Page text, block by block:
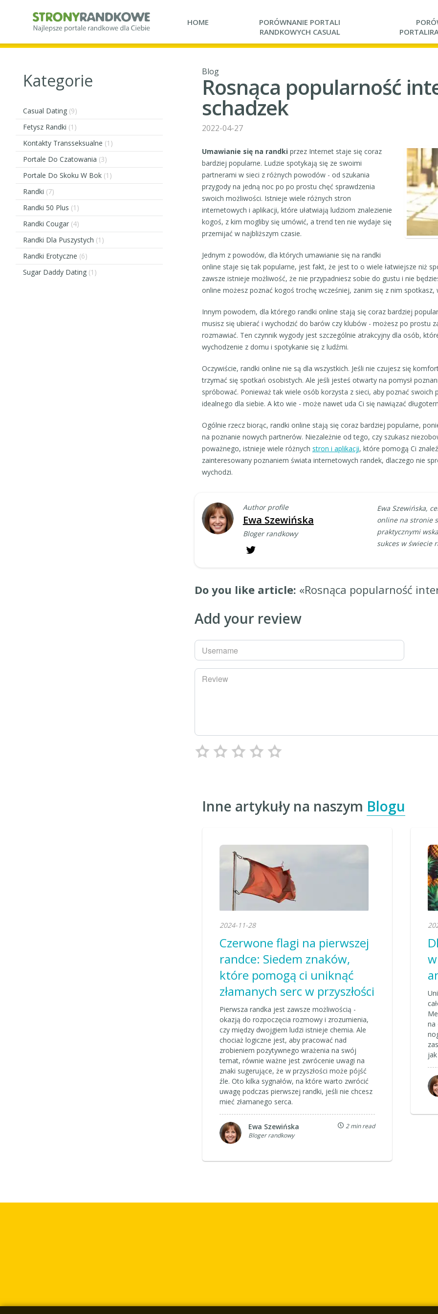
HOME
PORÓWNANIE PORTALI
RANDKOWYCH CASUAL
PORTALI
Kategorie
Casual Dating (9)
Fetysz Randki (1)
Kontakty Transseksualne (1)
Portale Do Czatowania (3)
Portale Do Skoku W Bok (1)
Randki (7)
Randki 50 Plus (1)
Randki Cougar (4)
Randki Dla Puszystych (1)
Randki Erotyczne (6)
Sugar Daddy Dating (1)
Blog
Rosnąca popularność
schadzek
2022-04-27
Umawianie się na randkiprzez Internet staje się coraz
bardziej popularne. Ludzie spotykają się ze swoimi
partnerami w sieci z różnych powodów - od szukania
przygody na jedną noc po po prostu chęć sprawdzenia
swoich możliwości. Istnieje wiele różnych stron
internetowych i aplikacji, które ułatwiają ludziom znalezienie
kogoś, z kim mogliby się umówić, a trend ten nie wydaje się
przemijać w najbliższym czasie.
Jednym z powodów, dla których umawianie się na randki
online staje się tak popularne, jest fakt, że jest to o wiele łatwiejsze niż
zawsze istnieje możliwość, że nie przypadniesz sobie do gustu i nie
online możesz poznać kogoś trochę wcześniej, zanim się z nim
Innym powodem, dla którego randki online stają się coraz bardziej
musisz się ubierać i wychodzić do barów czy klubów - możesz po prostu
rozmawiać. Ten czynnik wygody jest szczególnie atrakcyjny dla osób,
wychodzenie z domu i spotykanie się z ludźmi.
Oczywiście, randki online nie są dla wszystkich. Jeśli nie czujesz się
trzymać się spotkań osobistych. Ale jeśli jesteś otwarty na pomysł
spróbować. Ponieważ tak wiele osób korzysta z sieci, aby poznać
idealnego dla siebie. A kto wie - może nawet uda Ci się nawiązać
Ogólnie rzecz biorąc, randki online stają się coraz bardziej popularne,
na poznanie nowych partnerów. Niezależnie od tego, czy szukasz
poważnego, istnieje wiele różnych stron i aplikacji, które pomogą Ci
zainteresowany poznaniem świata internetowych randek, dlaczego nie
wychodzi.
Author profile
Ewa Szewińska
Bloger randkowy
Ewa Szewińska,
online na stronie
praktycznymi
sukces w świecie
Do you like article: «Rosnąca popularność
Add your review
Username
Review
Inne artykuły na naszym Blogu
2024-11-28
Czerwone flagi na pierwszej
randce: Siedem znaków,
które pomogą ci uniknąć
złamanych serc w przyszłości
Pierwsza randka jest zawsze możliwością -
okazją do rozpoczęcia rozmowy i zrozumienia,
czy między dwojgiem ludzi istnieje chemia. Ale
chociaż logiczne jest, aby pracować nad
zrobieniem pozytywnego wrażenia na swój
temat, równie ważne jest zwrócenie uwagi na
znaki sugerujące, że w przyszłości może pójść
źle. Oto kilka sygnałów, na które warto zwrócić
uwagę podczas pierwszej randki, jeśli nie chcesz
mieć złamanego serca.
Ewa Szewińska
Bloger randkowy
2 min read
na